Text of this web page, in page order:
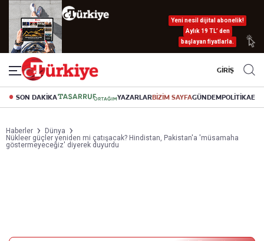
Yeni nesil dijital abonelik!
Aylık 19 TL’ den
başlayan fiyatlarla.
GİRİŞ
SON DAKİKA YAZARLARBİZİM SAYFAGÜNDEMPOLİTİKA
Haberler
Dünya
Nükleer güçler yeniden mi çatışacak? Hindistan, Pakistan'a 'müsamaha
göstermeyeceğiz' diyerek duyurdu